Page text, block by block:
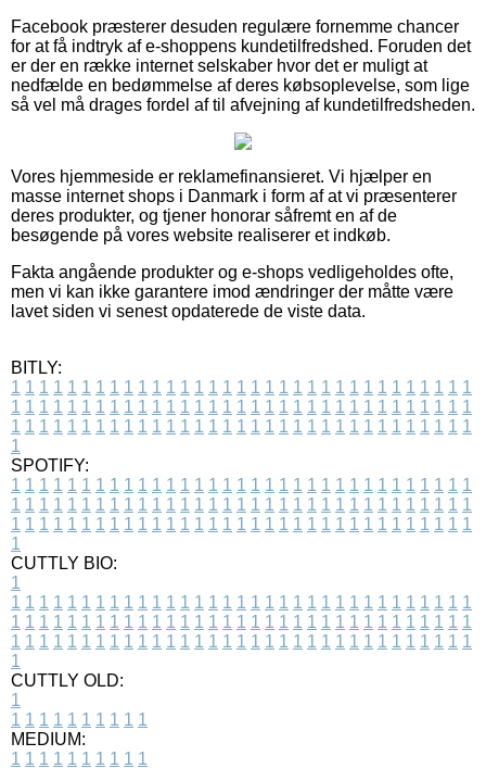
Facebook præsterer desuden regulære fornemme chancer
for at få indtryk af e-shoppens kundetilfredshed. Foruden det
er der en række internet selskaber hvor det er muligt at
nedfælde en bedømmelse af deres købsoplevelse, som lige
så vel må drages fordel af til afvejning af kundetilfredsheden.
Vores hjemmeside er reklamefinansieret. Vi hjælper en
masse internet shops i Danmark i form af at vi præsenterer
deres produkter, og tjener honorar såfremt en af de
besøgende på vores website realiserer et indkøb.
Fakta angående produkter og e-shops vedligeholdes ofte,
men vi kan ikke garantere imod ændringer der måtte være
lavet siden vi senest opdaterede de viste data.
BITLY:
1 1 1 1 1 1 1 1 1 1 1 1 1 1 1 1 1 1 1 1 1 1 1 1 1 1 1 1 1 1 1 1 1
1 1 1 1 1 1 1 1 1 1 1 1 1 1 1 1 1 1 1 1 1 1 1 1 1 1 1 1 1 1 1 1 1
1 1 1 1 1 1 1 1 1 1 1 1 1 1 1 1 1 1 1 1 1 1 1 1 1 1 1 1 1 1 1 1 1
1
SPOTIFY:
1 1 1 1 1 1 1 1 1 1 1 1 1 1 1 1 1 1 1 1 1 1 1 1 1 1 1 1 1 1 1 1 1
1 1 1 1 1 1 1 1 1 1 1 1 1 1 1 1 1 1 1 1 1 1 1 1 1 1 1 1 1 1 1 1 1
1 1 1 1 1 1 1 1 1 1 1 1 1 1 1 1 1 1 1 1 1 1 1 1 1 1 1 1 1 1 1 1 1
1
CUTTLY BIO:
1
1 1 1 1 1 1 1 1 1 1 1 1 1 1 1 1 1 1 1 1 1 1 1 1 1 1 1 1 1 1 1 1 1
1 1 1 1 1 1 1 1 1 1 1 1 1 1 1 1 1 1 1 1 1 1 1 1 1 1 1 1 1 1 1 1 1
1 1 1 1 1 1 1 1 1 1 1 1 1 1 1 1 1 1 1 1 1 1 1 1 1 1 1 1 1 1 1 1 1
1
CUTTLY OLD:
1
1 1 1 1 1 1 1 1 1 1
MEDIUM:
1 1 1 1 1 1 1 1 1 1